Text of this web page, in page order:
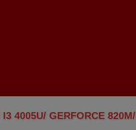
4005U/ GERFORCE 820M/